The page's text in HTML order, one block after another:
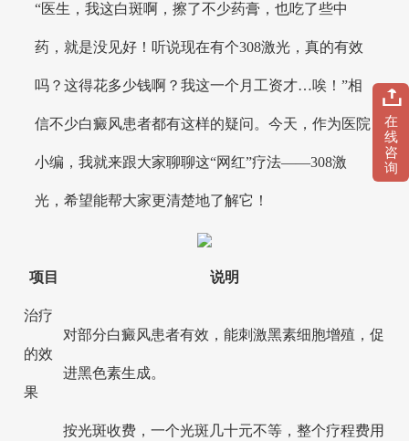
“医生，我这白斑啊，擦了不少药膏，也吃了些中
药，就是没见好！听说现在有个308激光，真的有效
吗？这得花多少钱啊？我这一个月工资才…唉！”相
信不少白癜风患者都有这样的疑问。今天，作为医院
小编，我就来跟大家聊聊这“网红”疗法——308激
光，希望能帮大家更清楚地了解它！
项目 说明
治疗
的效
果
对部分白癜风患者有效，能刺激黑素细胞增殖，促
进黑色素生成。
按光斑收费，一个光斑几十元不等，整个疗程费用
在
线
咨
询